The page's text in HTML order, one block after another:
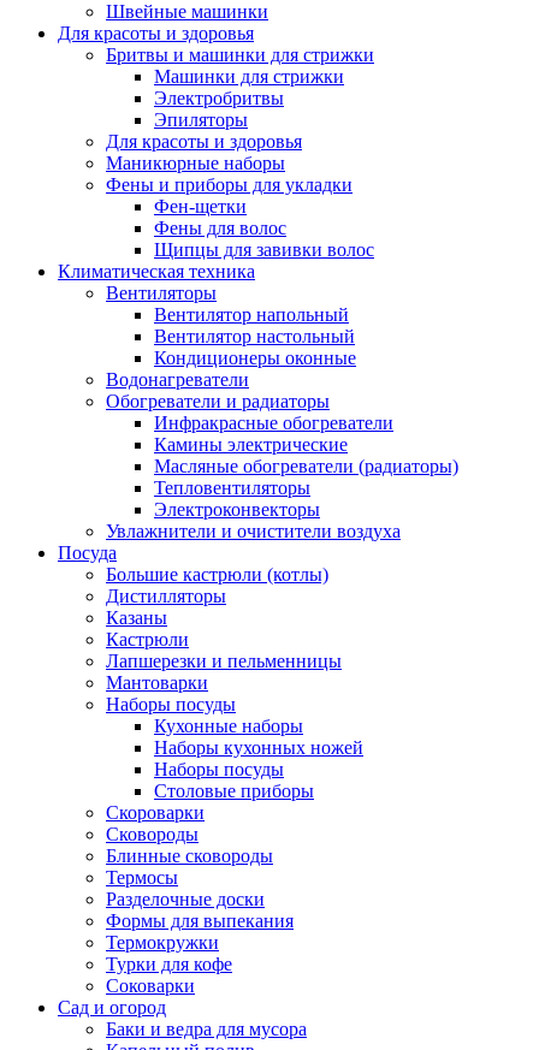
Швейные машинки
Для красоты и здоровья
Бритвы и машинки для стрижки
Машинки для стрижки
Электробритвы
Эпиляторы
Для красоты и здоровья
Маникюрные наборы
Фены и приборы для укладки
Фен-щетки
Фены для волос
Щипцы для завивки волос
Климатическая техника
Вентиляторы
Вентилятор напольный
Вентилятор настольный
Кондиционеры оконные
Водонагреватели
Обогреватели и радиаторы
Инфракрасные обогреватели
Камины электрические
Масляные обогреватели (радиаторы)
Тепловентиляторы
Электроконвекторы
Увлажнители и очистители воздуха
Посуда
Большие кастрюли (котлы)
Дистилляторы
Казаны
Кастрюли
Лапшерезки и пельменницы
Мантоварки
Наборы посуды
Кухонные наборы
Наборы кухонных ножей
Наборы посуды
Столовые приборы
Скороварки
Сковороды
Блинные сковороды
Термосы
Разделочные доски
Формы для выпекания
Термокружки
Турки для кофе
Соковарки
Сад и огород
Баки и ведра для мусора